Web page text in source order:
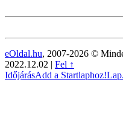
eOldal.hu, 2007-2026 ©
2022.12.02 | Fel ↑
IdőjárásAdd a Startlaphoz!